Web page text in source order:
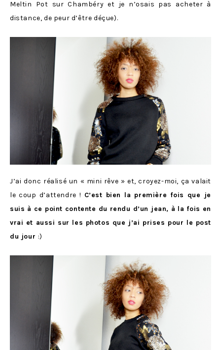
Meltin Pot sur Chambéry et je n’osais pas acheter à
distance, de peur d’être déçue).
J’ai donc réalisé un « mini rêve » et, croyez-moi, ça valait
le coup d’attendre ! C’est bien la première fois que je
suis à ce point contente du rendu d’un jean, à la fois en
vrai et aussi sur les photos que j’ai prises pour le post
du jour :)